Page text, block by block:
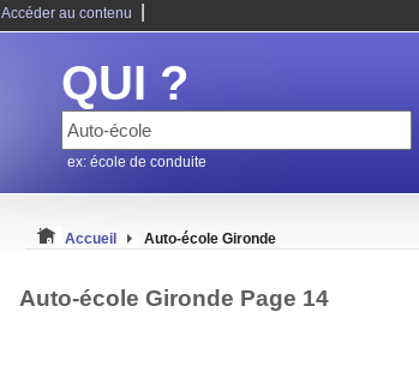
Accéder au contenu
QUI ?
ex: école de conduite
Accueil Auto-école Gironde
Auto-école Gironde Page 14